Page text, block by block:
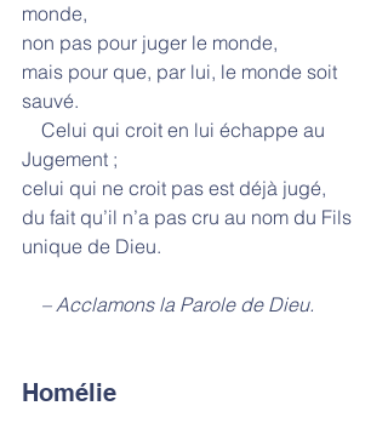
monde,
non pas pour juger le monde,
mais pour que, par lui, le monde soit
sauvé.
Jugement ;
celui qui ne croit pas est déjà jugé,
du fait qu’il n’a pas cru au nom du Fils
unique de Dieu.
    – Acclamons la Parole de Dieu.
Homélie